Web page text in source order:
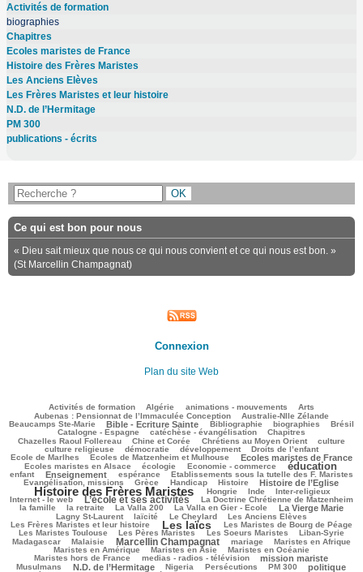
Activités de formation
biographies
Chapitres
Ecoles maristes de France
Histoire des Frères Maristes
Les Anciens Elèves
Les Frères Maristes et leur histoire
N.D. de l’Hermitage
PM 300
publications - écrits
Ce qui est bon pour nous
« Dieu sait mieux que nous ce qui nous convient et ce qui nous est bon. »
(St Marcellin Champagnat)
Connexion
Plan du site Web
Activités de formation Algérie animations - mouvements Arts
Aubenas : Pensionnat de l’Immaculée Conception
42/2967 Australie-Nlle Zélande
85/2967
Beaucamps Ste-Marie
781/2967 Bible - Ecriture Sainte
39/2967 Bibliographie
523/2967 biographies
207/2967 Brésil
577/2967
Catalogne - Espagne
catéchèse - évangélisation Chapitres
Chazelles Raoul Follereau
109/2967 Chine et Corée
232/2967 Chrétiens au Moyen Orient
596/2967 culture
47/2967
culture religieuse
démocratie développement Droits de l’enfant
Ecole de Marlhes
204/2967 Ecoles de Matzenheim et Mulhouse
898/2967 Ecoles maristes de France
269/2967
Ecoles maristes en Alsace
604/2967 écologie
127/2967 Economie - commerce
1600/2967 éducation
231/2967
enfant
854/2967 Enseignement
244/2967 espérance
61/2967 Etablissements sous la tutelle des F. Maristes
234/2967
Evangélisation, missions
487/2967 Grèce
109/2967 Handicap
285/2967 Histoire
748/2967 Histoire de l’Eglise
2104/2967
Histoire des Frères Maristes
113/2967 Hongrie Inde
114/2967 Inter-religieux
230/2967
Internet - le web
1237/2967 L’école et ses activités
68/2967 La Doctrine Chrétienne de Matzenheim
544/2967
la famille
163/2967 la retraite
49/2967 La Valla 200
87/2967 La Valla en Gier - Ecole
1002/2967 La Vierge Marie
467/2967
Lagny St-Laurent
laïcité Le Cheylard Les Anciens Elèves
Les Frères Maristes et leur histoire
1845/2967 Les laïcs
607/2967 Les Maristes de Bourg de Péage
277/2967
Les Maristes Toulouse
505/2967 Les Pères Maristes
339/2967 Les Soeurs Maristes
153/2967 Liban-Syrie
164/2967
Madagascar
39/2967 Malaisie
1022/2967 Marcellin Champagnat
91/2967 mariage
330/2967 Maristes en Afrique
275/2967
Maristes en Amérique
Maristes en Asie Maristes en Océanie
Maristes hors de France
348/2967 medias - radios - télévision
899/2967 mission mariste
64/2967
Musulmans
826/2967 N.D. de l’Hermitage
83/2967 Nigeria
216/2967 Persécutions
254/2967 PM 300
790/2967 politique
192/2967